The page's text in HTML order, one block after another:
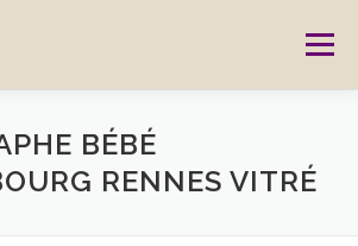
Menu
CARTES CADEAUX
BÉBÉ
RENNES VITRÉ